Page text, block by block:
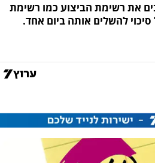
את רשימת הביצוע כמו רשימת
סיכוי להשלים אותה ביום אחד.